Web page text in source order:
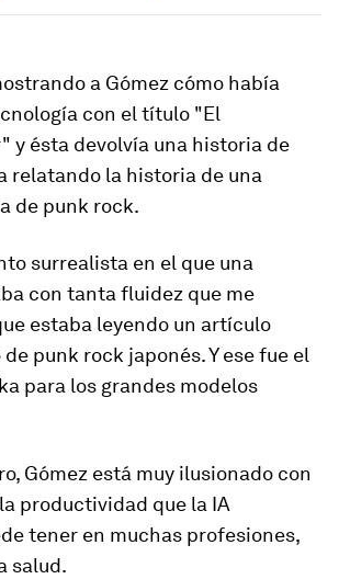
a Gómez cómo había
con el título "El
y ésta devolvía una historia de
relatando la historia de una
de punk rock.
surrealista en el que una
con tanta fluidez que me
estaba leyendo un artículo
punk rock japonés. Y ese fue el
para los grandes modelos
Gómez está muy ilusionado con
productividad que la IA
tener en muchas profesiones,
salud.